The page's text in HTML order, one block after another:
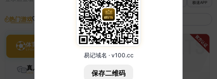
快速到账 极速APP
热门游戏
体育
真人
易记域名 · v100.cc
保存二维码